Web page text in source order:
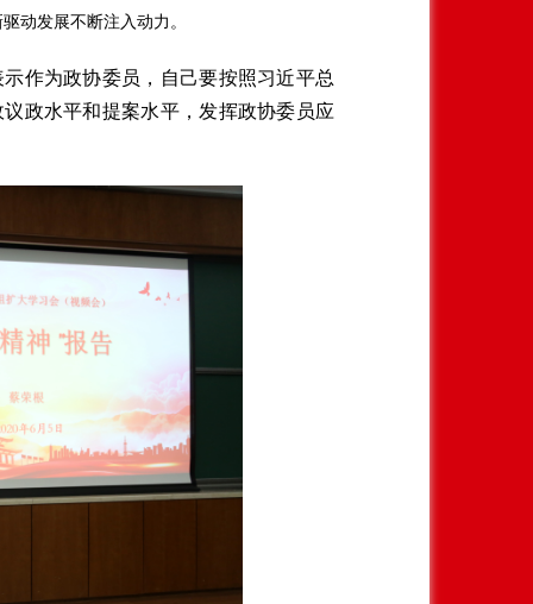
动发展不断注入动力。
作为政协委员，自己要按照习近平总
政水平和提案水平，发挥政协委员应